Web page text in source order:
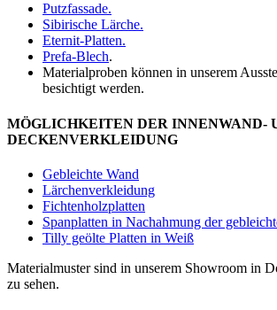
Putzfassade.
Sibirische Lärche.
Eternit-Platten.
Prefa-Blech.
Materialproben können in unserem
besichtigt werden.
MÖGLICHKEITEN DER INNENWAND-
DECKENVERKLEIDUNG
Gebleichte Wand
Lärchenverkleidung
Fichtenholzplatten
Spanplatten in Nachahmung der
Tilly geölte Platten in Weiß
Materialmuster sind in unserem Showroom in
zu sehen.